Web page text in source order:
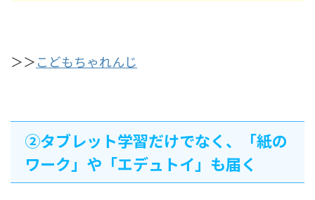
＞＞こどもちゃれんじ
②タブレット学習だけでなく、「紙の
ワーク」や「エデュトイ」も届く